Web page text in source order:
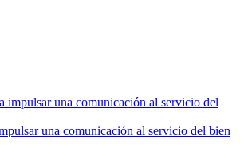
una comunicación al servicio del bien